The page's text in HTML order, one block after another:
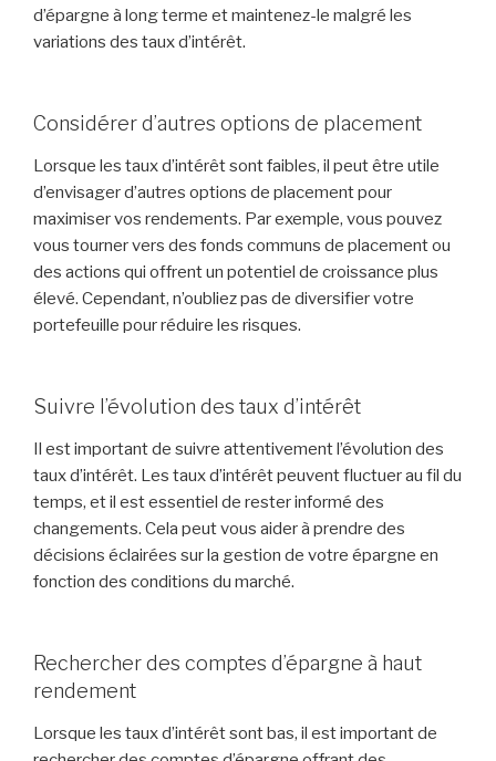
d’épargne à long terme et maintenez-le malgré les
variations des taux d’intérêt.
Considérer d’autres options de placement
Lorsque les taux d’intérêt sont faibles, il peut être utile
d’envisager d’autres options de placement pour
maximiser vos rendements. Par exemple, vous pouvez
vous tourner vers des fonds communs de placement ou
des actions qui offrent un potentiel de croissance plus
élevé. Cependant, n’oubliez pas de diversifier votre
portefeuille pour réduire les risques.
Suivre l’évolution des taux d’intérêt
Il est important de suivre attentivement l’évolution des
taux d’intérêt. Les taux d’intérêt peuvent fluctuer au fil du
temps, et il est essentiel de rester informé des
changements. Cela peut vous aider à prendre des
décisions éclairées sur la gestion de votre épargne en
fonction des conditions du marché.
Rechercher des comptes d’épargne à haut
rendement
Lorsque les taux d’intérêt sont bas, il est important de